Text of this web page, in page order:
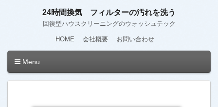
24時間換気 フィルターの汚れを洗う
回復型ハウスクリーニングのウォッシュテック
HOME 会社概要 お問い合わせ
Menu